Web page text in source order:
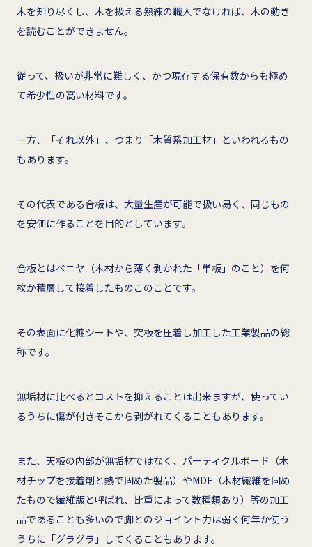
木を知り尽くし、木を扱える熟練の職人でなければ、木の動き
を読むことができません。
従って、扱いが非常に難しく、かつ現存する保有数からも極め
て希少性の高い材料です。
一方、「それ以外」、つまり「木質系加工材」といわれるもの
もあります。
その代表である合板は、大量生産が可能で扱い易く、同じもの
を安価に作ることを目的としています。
合板とはベニヤ（木材から薄く剥かれた「単板」のこと）を何
枚か積層して接着したものこのことです。
その表面に化粧シートや、突板を圧着し加工した工業製品の総
称です。
無垢材に比べるとコストを抑えることは出来ますが、使ってい
るうちに傷が付きそこから剥がれてくることもあります。
また、天板の内部が無垢材ではなく、パーティクルボード（木
材チップを接着剤と熱で固めた製品）やMDF（木材繊維を固め
たもので繊維版と呼ばれ、比重によって数種類あり）等の加工
品であることも多いので脚とのジョイント力は弱く何年か使う
うちに「グラグラ」してくることもあります。